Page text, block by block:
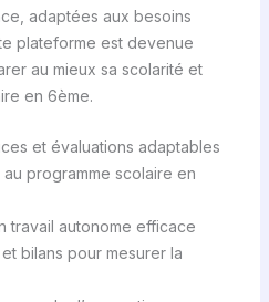
adaptées aux besoins
plateforme est devenue
au mieux sa scolarité et
en 6ème.
et évaluations adaptables
programme scolaire en
travail autonome efficace
bilans pour mesurer la